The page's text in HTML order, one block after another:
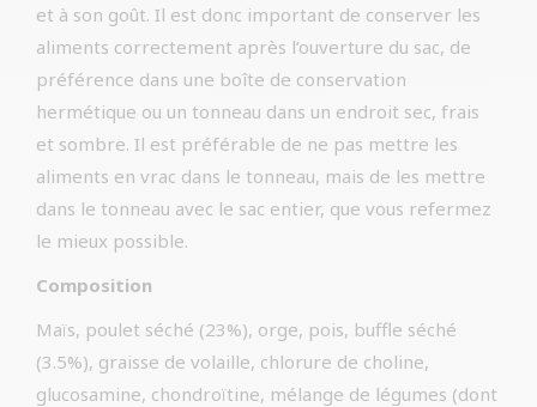
et à son goût. Il est donc important de conserver les
aliments correctement après l’ouverture du sac, de
préférence dans une boîte de conservation
hermétique ou un tonneau dans un endroit sec, frais
et sombre. Il est préférable de ne pas mettre les
aliments en vrac dans le tonneau, mais de les mettre
dans le tonneau avec le sac entier, que vous refermez
le mieux possible.
Composition
Maïs, poulet séché (23%), orge, pois, buffle séché
(3.5%), graisse de volaille, chlorure de choline,
glucosamine, chondroïtine, mélange de légumes (dont